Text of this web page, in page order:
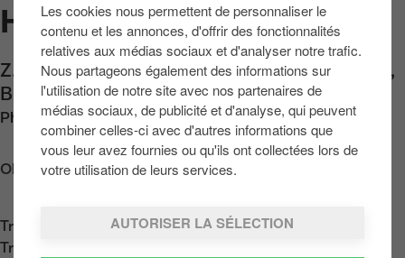
Les cookies nous permettent de personnaliser le
contenu et les annonces, d'offrir des fonctionnalités
relatives aux médias sociaux et d'analyser notre trafic.
Nous partageons également des informations sur
l'utilisation de notre site avec nos partenaires de
médias sociaux, de publicité et d'analyse, qui peuvent
combiner celles-ci avec d'autres informations que
vous leur avez fournies ou qu'ils ont collectées lors de
votre utilisation de leurs services.
AUTORISER LA SÉLECTION
c
o
n
t
e
n
p
n
c
HABAY-LA-NEUVE
Z.Artisanale Les Coeuvins,Habay-La-Neuve ,
BE-6720,BE
Phone: +3263601881
Obtenir l'itinéraire
Trouvez nous surApp Store
Trouvez nous sur